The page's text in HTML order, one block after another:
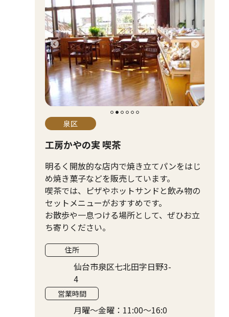
泉区
工房かやの実 喫茶
明るく開放的な店内で焼き立てパンをはじ
め焼き菓子などを販売しています。
喫茶では、ピザやホットサンドと飲み物の
セットメニューがおすすめです。
お散歩や一息つける場所として、ぜひお立
ち寄りください。
住所
仙台市泉区七北田字日野3-
4
営業時間
月曜〜金曜：11:00〜16:0